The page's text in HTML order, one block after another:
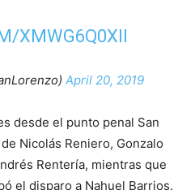
XMWG6Q0XII
April 20, 2019
desde el punto penal San
Nicolás Reniero, Gonzalo
Rentería, mientras que
el disparo a Nahuel Barrios.